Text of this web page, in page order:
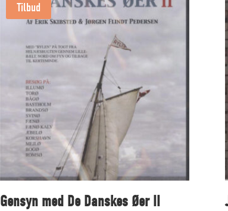
Tilbud
Gensyn med De Danskes Øer II